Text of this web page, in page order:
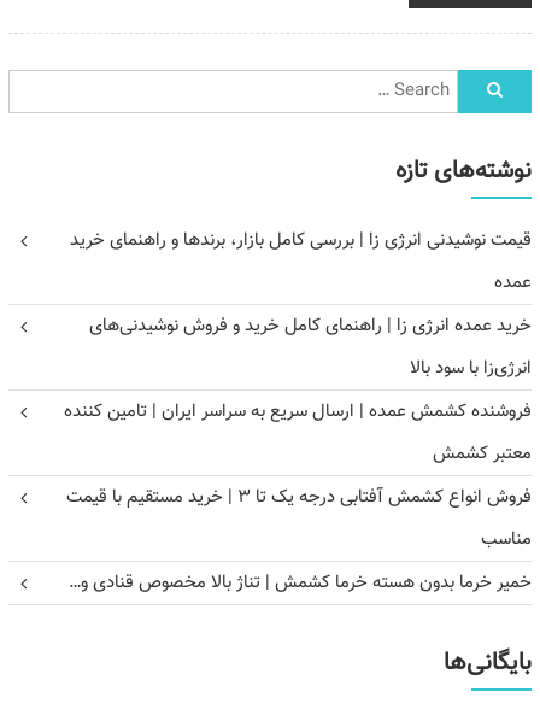
نوشته‌های تازه
قیمت نوشیدنی انرژی زا | بررسی کامل بازار، برندها و راهنمای خرید
عمده
خرید عمده انرژی زا | راهنمای کامل خرید و فروش نوشیدنی‌های
انرژی‌زا با سود بالا
فروشنده کشمش عمده | ارسال سریع به سراسر ایران | تامین کننده
معتبر کشمش
فروش انواع کشمش آفتابی درجه یک تا ۳ | خرید مستقیم با قیمت
مناسب
خمیر خرما بدون هسته خرما کشمش | تناژ بالا مخصوص قنادی و…
بایگانی‌ها